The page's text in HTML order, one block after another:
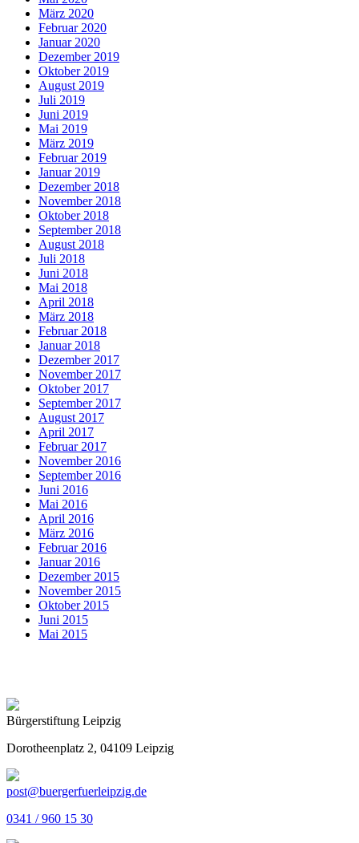
März 2020
Februar 2020
Januar 2020
Dezember 2019
Oktober 2019
August 2019
Juli 2019
Juni 2019
Mai 2019
März 2019
Februar 2019
Januar 2019
Dezember 2018
November 2018
Oktober 2018
September 2018
August 2018
Juli 2018
Juni 2018
Mai 2018
April 2018
März 2018
Februar 2018
Januar 2018
Dezember 2017
November 2017
Oktober 2017
September 2017
August 2017
April 2017
Februar 2017
November 2016
September 2016
Juni 2016
Mai 2016
April 2016
März 2016
Februar 2016
Januar 2016
Dezember 2015
November 2015
Oktober 2015
Juni 2015
Mai 2015
Bürgerstiftung Leipzig
Dorotheenplatz 2, 04109 Leipzig
post@buergerfuerleipzig.de
0341 / 960 15 30